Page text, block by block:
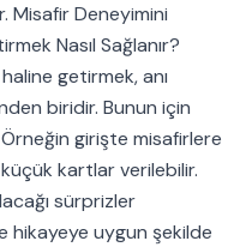
Misafir Deneyimini
Nasıl Sağlanır?
getirmek, anı
biridir. Bunun için
girişte misafirlere
kartlar verilebilir.
sürprizler
hikayeye uygun şekilde